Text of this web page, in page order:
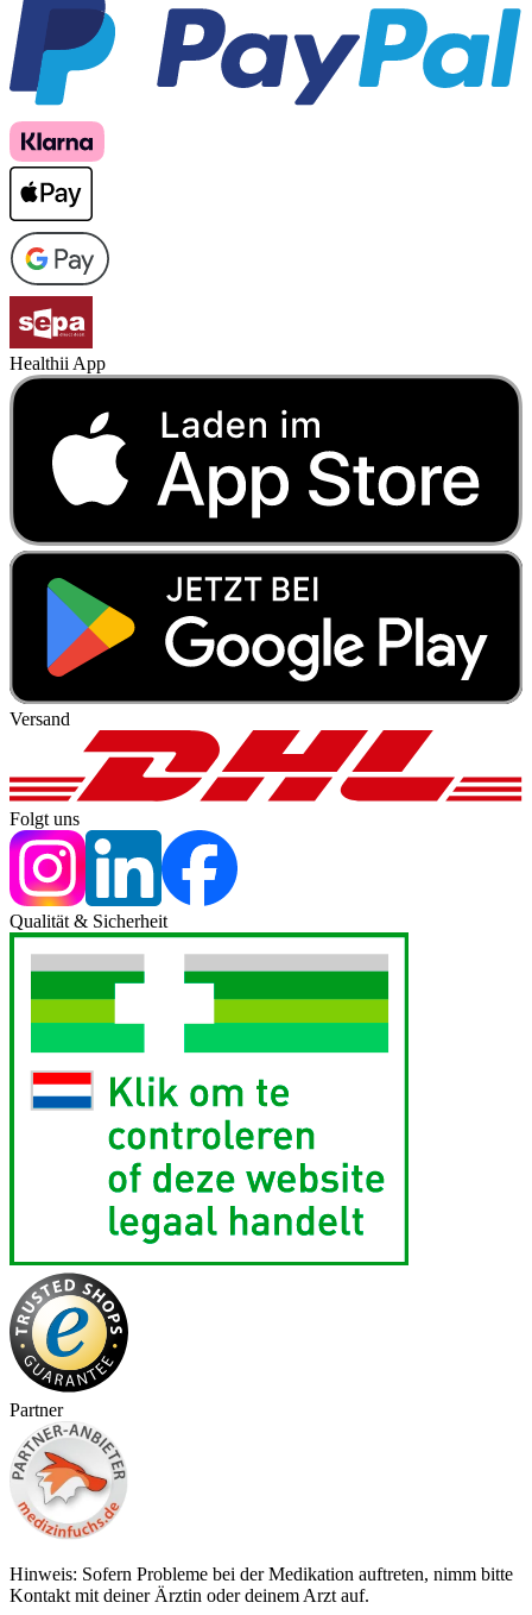
Healthii App
Versand
Folgt uns
Qualität & Sicherheit
Partner
Hinweis: Sofern Probleme bei der Medikation auftreten, nimm bitte
Kontakt mit deiner Ärztin oder deinem Arzt auf.